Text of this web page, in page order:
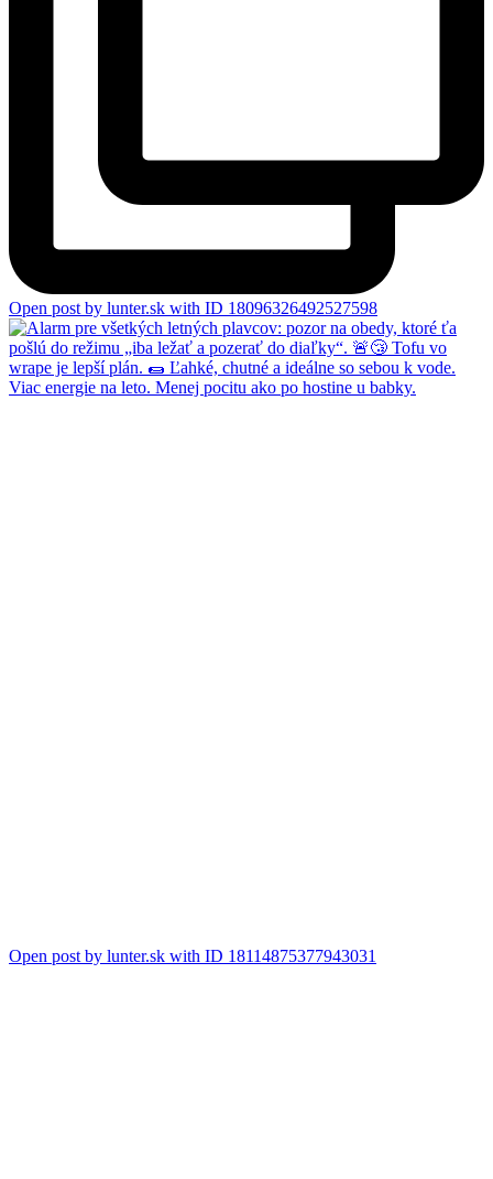
Open post by lunter.sk with ID 18096326492527598
Open post by lunter.sk with ID 18114875377943031